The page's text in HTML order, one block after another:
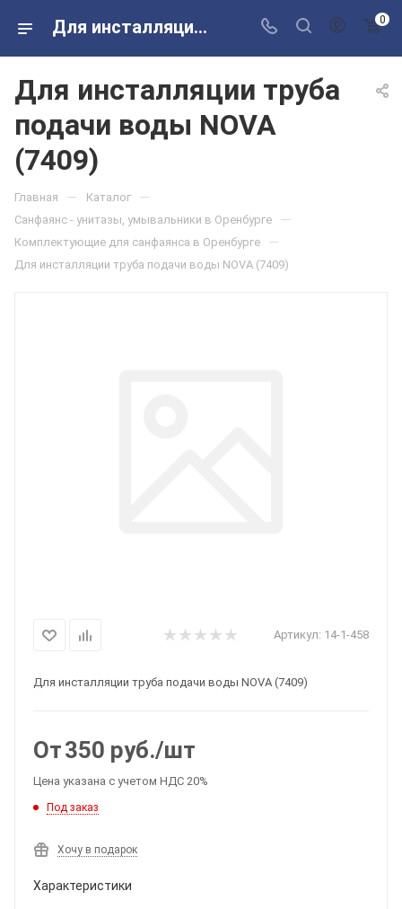
Для инсталляции труба подачи воды NOVA (7409) в розничных магазинах Сантехторг 0
Для инсталляции труба
подачи воды NOVA
(7409)
Главная — Каталог —
Санфаянс - унитазы, умывальники в Оренбурге —
Комплектующие для санфаянса в Оренбурге —
Для инсталляции труба подачи воды NOVA (7409)
Артикул: 14-1-458
Для инсталляции труба подачи воды NOVA (7409)
От350 руб./шт
Цена указана с учетом НДС 20%
Под заказ
Хочу в подарок
Характеристики